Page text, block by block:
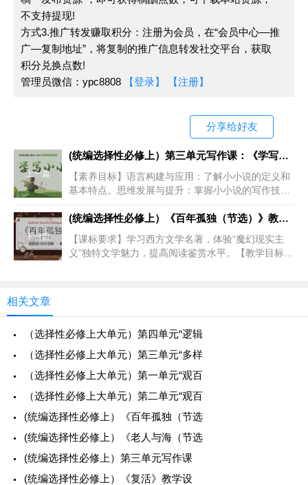
不支持提现!
方式3.推广转发赚取积分：注册为会员，在“会员中心—推
广—复制地址”，将复制的推广信息转发社交平台，获取
积分兑换点数!
管理员微信：ypc8808
【登录】 【注册】
分享给好友
上一篇
(统编选择性必修上）第三单元写作课：《学写小小说》教学设计+配套课件
【素养目标】语言构建与应用：了解小小说的定义和
基本特点。思维发展与提升：掌握小小说的写作技
经历，创作小小说。文化传承与理解：
下一篇
(统编选择性必修上）《百年孤独（节选）》教学设计+配套课件
【课标要求】学习西方文学名著，体验“魔幻现实主
义”独特文学魅力，提高阅读鉴赏水平。【教学目标】
相关文章
（选择性必修上大单元）第四单元“逻辑
（选择性必修上大单元）第三单元“多样
（选择性必修上大单元）第一单元“观百
（选择性必修上大单元）第二单元“观百
(统编选择性必修上）《百年孤独（节选
(统编选择性必修上）《老人与海（节选
(统编选择性必修上）第三单元写作课
(统编选择性必修上）《复活》教学设